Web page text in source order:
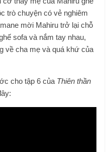
trò chuyện có vẻ nghiêm
mời Mahiru trở lại chỗ
sofa và nắm tay nhau,
về cha mẹ và quá khứ của
cho tập 6 của Thiên thần